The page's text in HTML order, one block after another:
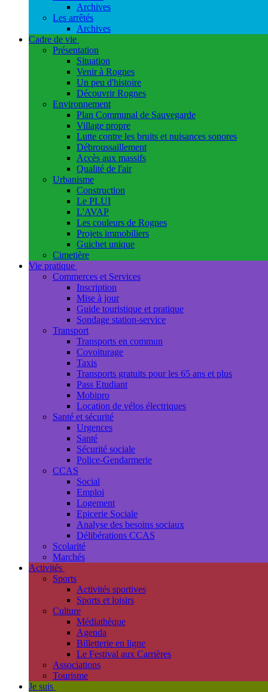
Archives
Les arrêtés
Archives
Cadre de vie
Présentation
Situation
Venir à Rognes
Un peu d'histoire
Découvrir Rognes
Environnement
Plan Communal de Sauvegarde
Village propre
Lutte contre les bruits et nuisances sonores
Débroussaillement
Accès aux massifs
Qualité de l'air
Urbanisme
Construction
Le PLUI
L'AVAP
Les couleurs de Rognes
Projets immobiliers
Guichet unique
Cimetière
Vie pratique
Commerces et Services
Inscription
Mise à jour
Guide touristique et pratique
Sondage station-service
Transport
Transports en commun
Covoiturage
Taxis
Transports gratuits pour les 65 ans et plus
Pass Etudiant
Mobipro
Location de vélos électriques
Santé et sécurité
Urgences
Santé
Sécurité sociale
Police-Gendarmerie
CCAS
Social
Emploi
Logement
Epicerie Sociale
Analyse des besoins sociaux
Délibérations CCAS
Scolarité
Marchés
Activités
Sports
Activités sportives
Sports et loisirs
Culture
Médiathèque
Agenda
Billetterie en ligne
Le Festival aux Carrières
Associations
Tourisme
Je suis